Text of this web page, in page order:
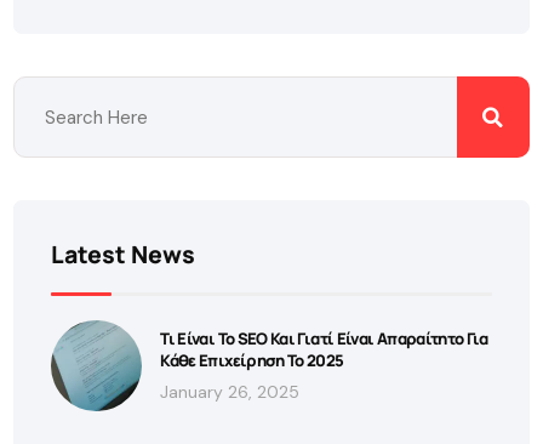
Latest News
Τι Είναι Το SEO Και Γιατί Είναι Απαραίτητο Για
Κάθε Επιχείρηση Το 2025
January 26, 2025